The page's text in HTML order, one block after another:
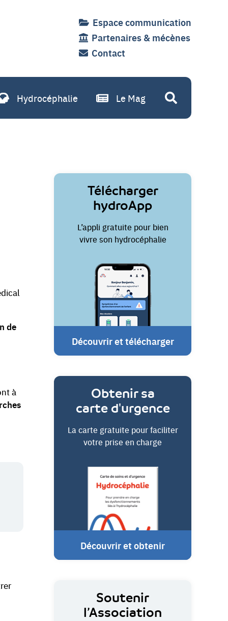
Espace communication
Partenaires & mécènes
Contact
Hydrocéphalie Le Mag Recherche
de
à
Liens
Télécharger
hydroApp
L’appli gratuite pour bien
vivre son hydrocéphalie
Découvrir et télécharger
Obtenir sa
carte d'urgence
La carte gratuite pour faciliter
votre prise en charge
Découvrir et obtenir
Soutenir
l’Association